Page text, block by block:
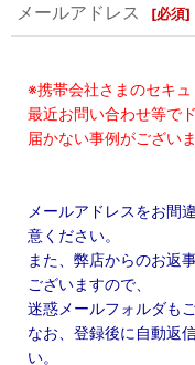
メールアドレス [必須]
※携帯会社さまのセキュ
最近お問い合わせ等で
届かない事例がございま
メールアドレスをお間
意ください。
また、弊店からのお返
ございますので、
迷惑メールフォルダも
なお、登録後に自動返
い。